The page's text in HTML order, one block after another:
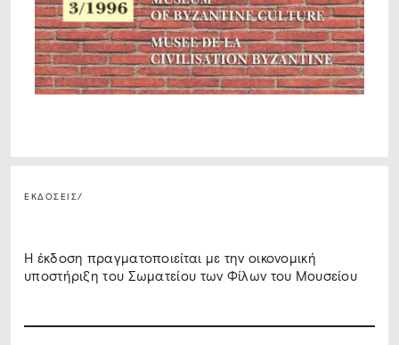
ΕΚΔΟΣΕΙΣ/
Η έκδοση πραγματοποιείται με την οικονομική
υποστήριξη του Σωματείου των Φίλων του Μουσείου